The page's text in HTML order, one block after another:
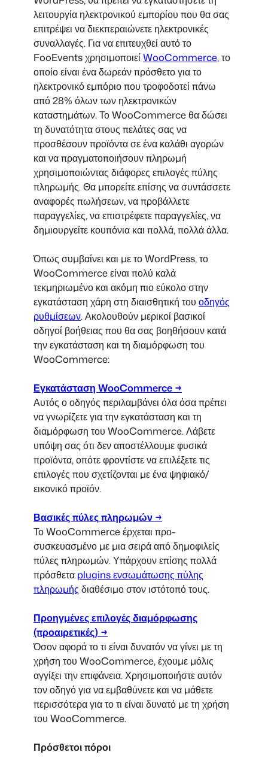
λειτουργία ηλεκτρονικού εμπορίου που θα σας
επιτρέψει να διεκπεραιώνετε ηλεκτρονικές
συναλλαγές. Για να επιτευχθεί αυτό το
FooEvents χρησιμοποιείWooCommerce, το
οποίο είναι ένα δωρεάν πρόσθετο για το
ηλεκτρονικό εμπόριο που τροφοδοτεί πάνω
από 28% όλων των ηλεκτρονικών
καταστημάτων. Το WooCommerce θα δώσει
τη δυνατότητα στους πελάτες σας να
προσθέσουν προϊόντα σε ένα καλάθι αγορών
και να πραγματοποιήσουν πληρωμή
χρησιμοποιώντας διάφορες επιλογές πύλης
πληρωμής. Θα μπορείτε επίσης να συντάσσετε
αναφορές πωλήσεων, να προβάλλετε
παραγγελίες, να επιστρέφετε παραγγελίες, να
δημιουργείτε κουπόνια και πολλά, πολλά άλλα.
Όπως συμβαίνει και με το WordPress, το
WooCommerce είναι πολύ καλά
τεκμηριωμένο και ακόμη πιο εύκολο στην
εγκατάσταση χάρη στη διαισθητική του οδηγός
ρυθμίσεων. Ακολουθούν μερικοί βασικοί
οδηγοί βοήθειας που θα σας βοηθήσουν κατά
την εγκατάσταση και τη διαμόρφωση του
WooCommerce:
Εγκατάσταση WooCommerce →
Αυτός ο οδηγός περιλαμβάνει όλα όσα πρέπει
να γνωρίζετε για την εγκατάσταση και τη
διαμόρφωση του WooCommerce. Λάβετε
υπόψη σας ότι δεν αποστέλλουμε φυσικά
προϊόντα, οπότε φροντίστε να επιλέξετε τις
επιλογές που σχετίζονται με ένα ψηφιακό/
εικονικό προϊόν.
Βασικές πύλες πληρωμών →
Το WooCommerce έρχεται προ-
συσκευασμένο με μια σειρά από δημοφιλείς
πύλες πληρωμών. Υπάρχουν επίσης πολλά
πρόσθετα plugins ενσωμάτωσης πύλης
πληρωμής διαθέσιμο στον ιστότοπό τους.
Προηγμένες επιλογές διαμόρφωσης
(προαιρετικές) →
Όσον αφορά το τι είναι δυνατόν να γίνει με τη
χρήση του WooCommerce, έχουμε μόλις
αγγίξει την επιφάνεια. Χρησιμοποιήστε αυτόν
τον οδηγό για να εμβαθύνετε και να μάθετε
περισσότερα για το τι είναι δυνατό με τη χρήση
του WooCommerce.
Πρόσθετοι πόροι